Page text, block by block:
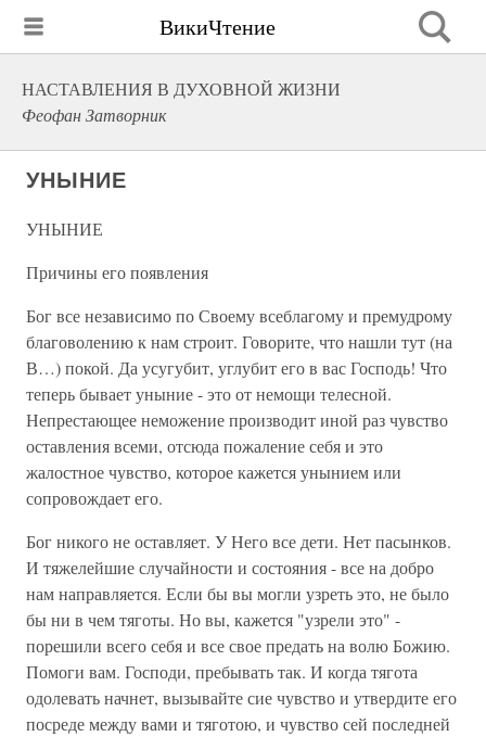
ВикиЧтение
НАСТАВЛЕНИЯ В ДУХОВНОЙ ЖИЗНИ
Феофан Затворник
УНЫНИЕ
УНЫНИЕ
Причины его появления
Бог все независимо по Своему всеблагому и премудрому
благоволению к нам строит. Говорите, что нашли тут (на
В…) покой. Да усугубит, углубит его в вас Господь! Что
теперь бывает уныние - это от немощи телесной.
Непрестающее неможение производит иной раз чувство
оставления всеми, отсюда пожаление себя и это
жалостное чувство, которое кажется унынием или
сопровождает его.
Бог никого не оставляет. У Него все дети. Нет пасынков.
И тяжелейшие случайности и состояния - все на добро
нам направляется. Если бы вы могли узреть это, не было
бы ни в чем тяготы. Но вы, кажется "узрели это" -
порешили всего себя и все свое предать на волю Божию.
Помоги вам. Господи, пребывать так. И когда тягота
одолевать начнет, вызывайте сие чувство и утвердите его
посреде между вами и тяготою, и чувство сей последней